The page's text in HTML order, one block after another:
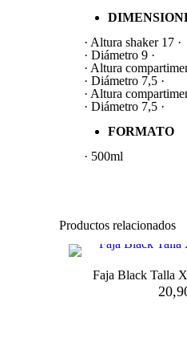
· Altura shaker 17 ·
· Diámetro 9 ·
· Altura
· Diámetro 7,5 ·
· Altura
· Diámetro 7,5 ·
FORMATO
· 500ml
Productos relacionados
Faja Black Talla